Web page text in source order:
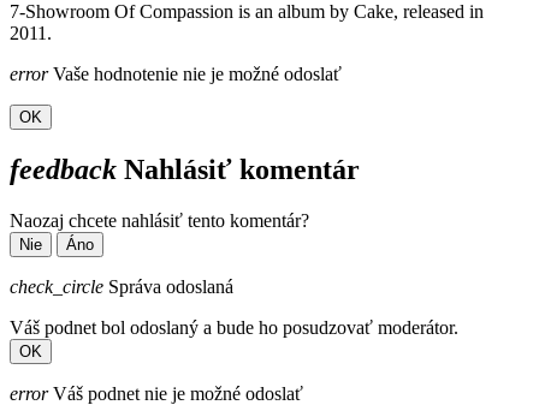
7-Showroom Of Compassion is an album by Cake, released in
2011.
errorVaše hodnotenie nie je možné odoslať
OK
feedback Nahlásiť komentár
Naozaj chcete nahlásiť tento komentár?
Nie Áno
check_circle Správa odoslaná
Váš podnet bol odoslaný a bude ho posudzovať moderátor.
OK
errorVáš podnet nie je možné odoslať